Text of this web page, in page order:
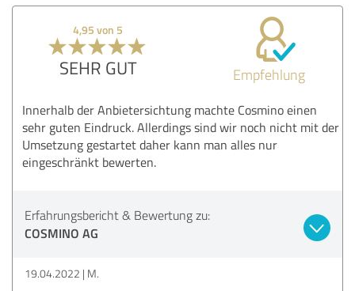
4,95 von 5
SEHR GUT Empfehlung
Innerhalb der Anbietersichtung machte Cosmino einen
sehr guten Eindruck. Allerdings sind wir noch nicht mit der
Umsetzung gestartet daher kann man alles nur
eingeschränkt bewerten.
Erfahrungsbericht & Bewertung zu:
COSMINO AG
19.04.2022 M.